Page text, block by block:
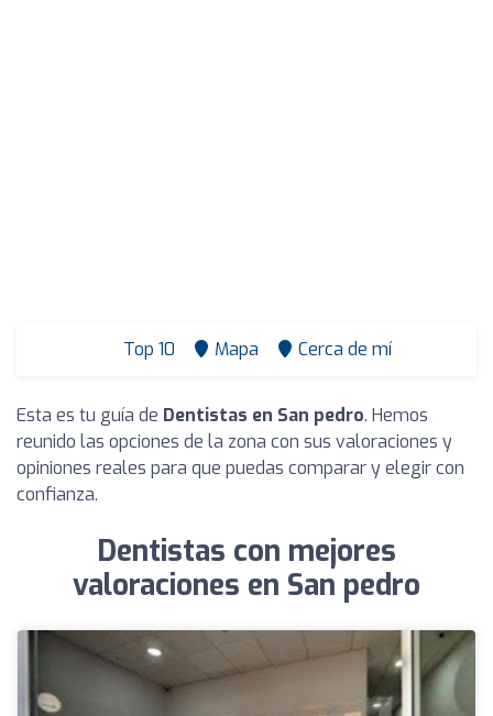
Top 10 Mapa Cerca de mí
Esta es tu guía de Dentistas en San pedro. Hemos
reunido las opciones de la zona con sus valoraciones y
opiniones reales para que puedas comparar y elegir con
confianza.
Dentistas con mejores
valoraciones en San pedro